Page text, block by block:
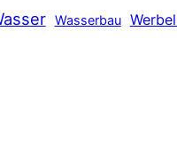
Wasserbau